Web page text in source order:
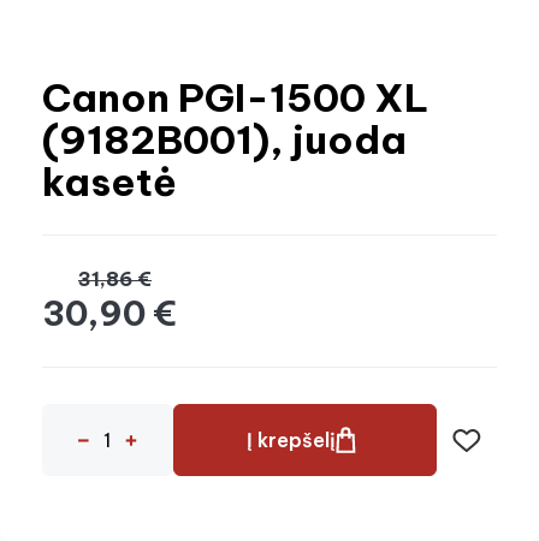
Canon PGI-1500 XL
(9182B001), juoda
kasetė
31,86 €
30,90 €
Į krepšelį